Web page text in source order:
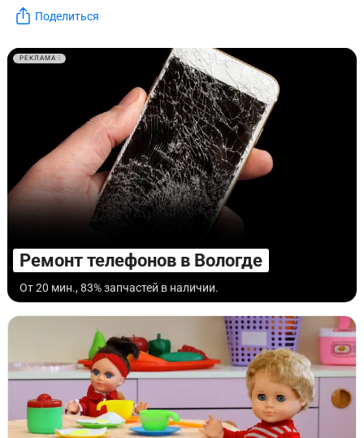
Поделиться
РЕКЛАМА
Ремонт телефонов в Вологде
От 20 мин., 83% запчастей в наличии.